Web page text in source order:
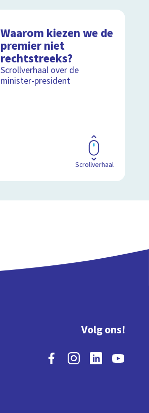
Waarom kiezen we de
premier niet
rechtstreeks?
Scrollverhaal over de
minister-president
Scrollverhaal
Volg ons!